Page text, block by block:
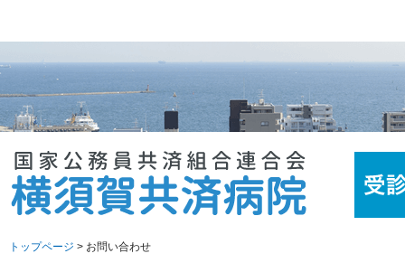
トップページ > お問い合わせ